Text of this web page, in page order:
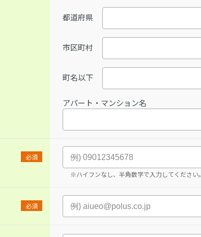
都道府県
市区町村
町名以下
アパート・マンション名
必須
※ハイフンなし、半角数字で入力してください。
必須